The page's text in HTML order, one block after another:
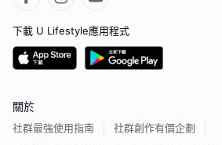
下載 U Lifestyle應用程式
關於
社群最強使用指南
社群創作有價企劃